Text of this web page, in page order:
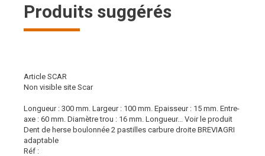
Produits suggérés
Article SCAR
Non visible site Scar
Longueur : 300 mm. Largeur : 100 mm. Epaisseur : 15 mm. Entre-
axe : 60 mm. Diamètre trou : 16 mm. Longueur...
Voir le produit
Dent de herse boulonnée 2 pastilles carbure droite BREVIAGRI
adaptable
Réf :